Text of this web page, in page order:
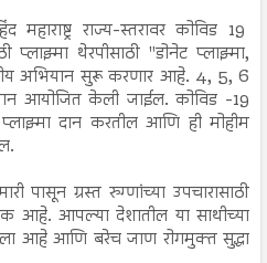
राज्य-स्तरावर कोविड 19
प्लाझ्मा थेरपीसाठी "डोनेट प्लाझ्मा,
अभियान सुरू करणार आहे. 4, 5, 6
आयोजित केली जाईल. कोविड -19
दान करतील आणि ही मोहीम
पासून ग्रस्त रुग्णांच्या उपचारासाठी
आहे. आपल्या देशातील या साथीच्या
आहे आणि बरेच जाण रोगमुक्त सुद्धा